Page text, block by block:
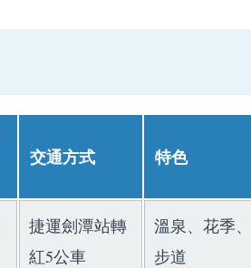
交通方式 特色
捷運劍潭站轉
紅5公車
溫泉、花季、
步道